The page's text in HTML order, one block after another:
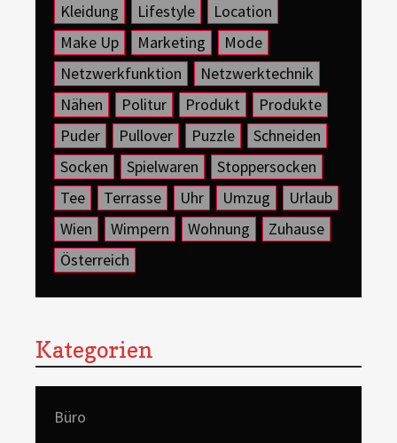
Kleidung
Lifestyle
Location
Make Up
Marketing
Mode
Netzwerkfunktion
Netzwerktechnik
Nähen
Politur Produkt
Produkte
Puder
Pullover Puzzle
Schneiden
Socken
Spielwaren
Stoppersocken
Tee
Terrasse Uhr Umzug
Urlaub
Wien
Wimpern Wohnung
Zuhause
Österreich
Kategorien
Büro